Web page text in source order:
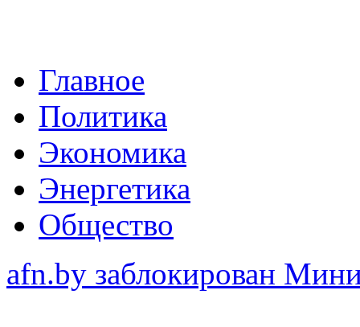
Главное
Политика
Экономика
Энергетика
Общество
afn.by заблокирован